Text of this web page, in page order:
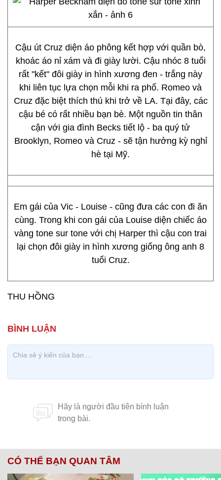
Cậu út Cruz diện áo phông kết hợp với quần bò,
khoác áo nỉ xám và đi giày lười. Cậu nhóc 8 tuổi
rất "kết" đôi giày in hình xương đen - trắng này
khi liên tục lựa chọn mỗi khi ra phố. Romeo và
Cruz đặc biệt thích thú khi trở về LA. Tại đây, các
cậu bé có rất nhiều bạn bè. Một nguồn tin thân
cận với gia đình Becks tiết lộ - ba quý tử
Brooklyn, Romeo và Cruz - sẽ tận hưởng kỳ nghỉ
hè tại Mỹ.
Em gái của Vic - Louise - cũng đưa các con đi ăn
cùng. Trong khi con gái của Louise diện chiếc áo
vàng tone sur tone với chị Harper thì cậu con trai
lại chọn đôi giày in hình xương giống ông anh 8
tuổi Cruz.
THU HỒNG
CÓ THỂ BẠN QUAN TÂM